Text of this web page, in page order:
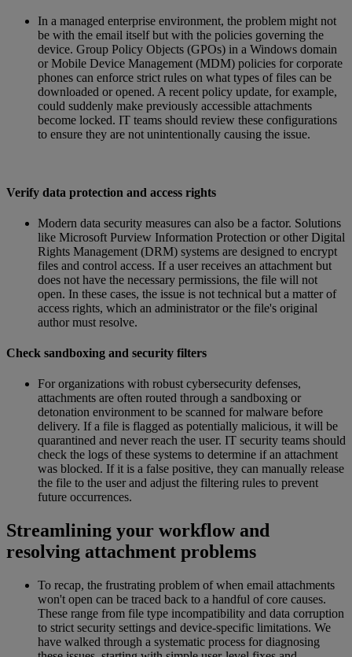
In a managed enterprise environment, the problem might not
be with the email itself but with the policies governing the
device. Group Policy Objects (GPOs) in a Windows domain
or Mobile Device Management (MDM) policies for corporate
phones can enforce strict rules on what types of files can be
downloaded or opened. A recent policy update, for example,
could suddenly make previously accessible attachments
become locked. IT teams should review these configurations
to ensure they are not unintentionally causing the issue.
Verify data protection and access rights
Modern data security measures can also be a factor. Solutions
like Microsoft Purview Information Protection or other Digital
Rights Management (DRM) systems are designed to encrypt
files and control access. If a user receives an attachment but
does not have the necessary permissions, the file will not
open. In these cases, the issue is not technical but a matter of
access rights, which an administrator or the file's original
author must resolve.
Check sandboxing and security filters
For organizations with robust cybersecurity defenses,
attachments are often routed through a sandboxing or
detonation environment to be scanned for malware before
delivery. If a file is flagged as potentially malicious, it will be
quarantined and never reach the user. IT security teams should
check the logs of these systems to determine if an attachment
was blocked. If it is a false positive, they can manually release
the file to the user and adjust the filtering rules to prevent
future occurrences.
Streamlining your workflow and
resolving attachment problems
To recap, the frustrating problem of when email attachments
won't open can be traced back to a handful of core causes.
These range from file type incompatibility and data corruption
to strict security settings and device-specific limitations. We
have walked through a systematic process for diagnosing